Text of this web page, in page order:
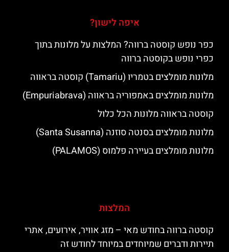
איפה לישון?
כפר נופש קוסטה ברווה? המלצות על מלונות בתוך
כפרי נופש בקוסטה ברווה
מלונות מומלצים בטמריו (Tamariu) קוסטה בראווה
מלונות מומלצים באמפוריה בראווה (Empuriabrava)
קוסטה בראווה מלונות הכל כלול
מלונות מומלצים בסנטה סוזנה (Santa Susanna)
מלונות מומלצים בעיירה פלמוס (PALAMOS)
המלצות
קוסטה ברווה בחודש מאי – מזג אוויר, אירועים, אתרי
תיירות ודברים שמיוחדים במיוחד לחודש זה